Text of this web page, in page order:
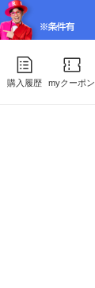
購入履歴 myクーポン